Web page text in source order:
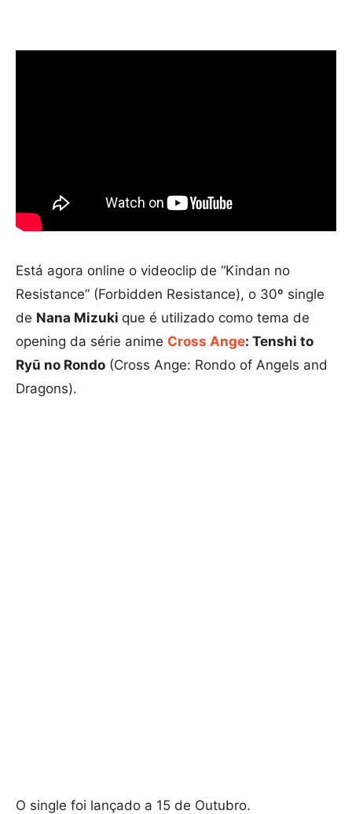
Está agora online o videoclip de “Kindan no
Resistance” (Forbidden Resistance), o 30º single
de Nana Mizuki que é utilizado como tema de
opening da série anime Cross Ange: Tenshi to
Ryū no Rondo (Cross Ange: Rondo of Angels and
Dragons).
O single foi lançado a 15 de Outubro.